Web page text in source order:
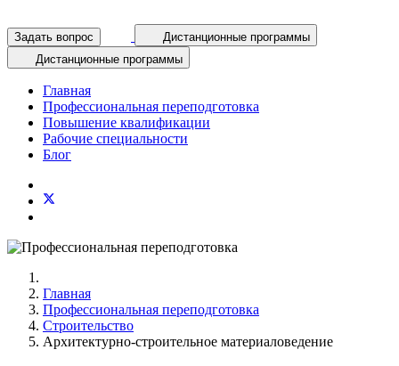
Задать вопрос
Дистанционные программы
Дистанционные программы
Главная
Профессиональная переподготовка
Повышение квалификации
Рабочие специальности
Блог
Главная
Профессиональная переподготовка
Строительство
Архитектурно-строительное материаловедение